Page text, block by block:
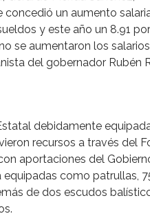
un aumento
y este año un 8.91 por
se aumentaron los
del gobernador Rubén
debidamente
recursos a través del
aportaciones del
como patrullas,
de dos escudos